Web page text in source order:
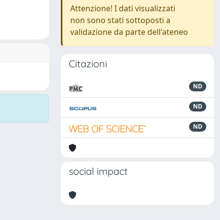
Attenzione! I dati visualizzati
non sono stati sottoposti a
validazione da parte dell'ateneo
Citazioni
ND
ND
ND
social impact